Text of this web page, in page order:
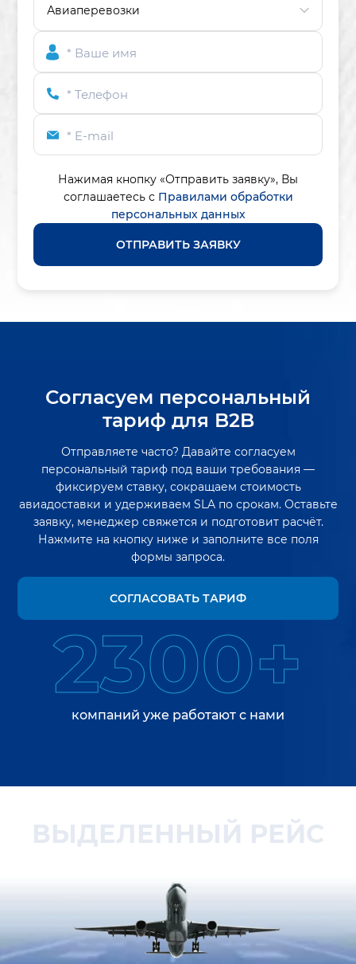
* Ваше имя
* Телефон
* E-mail
Нажимая кнопку «Отправить заявку», Вы
соглашаетесь с Правилами обработки
персональных данных
ОТПРАВИТЬ ЗАЯВКУ
Согласуем персональный
тариф для B2B
Отправляете часто? Давайте согласуем
персональный тариф под ваши требования —
фиксируем ставку, сокращаем стоимость
авиадоставки и удерживаем SLA по срокам. Оставьте
заявку, менеджер свяжется и подготовит расчёт.
Нажмите на кнопку ниже и заполните все поля
формы запроса.
СОГЛАСОВАТЬ ТАРИФ
2300+
компаний уже работают с нами
ВЫДЕЛЕННЫЙ РЕЙС